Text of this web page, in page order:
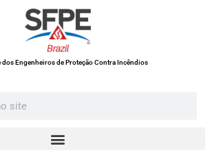
dos Engenheiros de Proteção Contra Incêndios